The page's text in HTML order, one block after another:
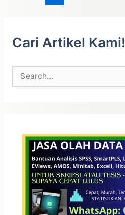
Cari Artikel Kami!